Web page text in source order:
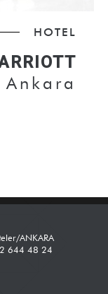
HOTEL
Ankara
ANKARA
644 48 24